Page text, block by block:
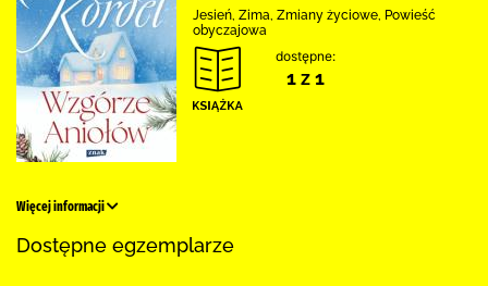
Jesień, Zima, Zmiany życiowe, Powieść
obyczajowa
dostępne:
1 z 1
Więcej informacji
Dostępne egzemplarze